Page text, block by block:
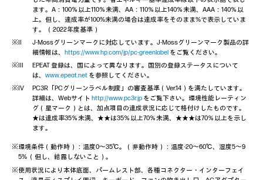
ます。A：100％以上110％未満、AA：110％以上140％未満、AAA：140％以
上。但し、達成率が100%未満の場合は達成率をそのまま%で表示していま
す。 （2022年度基準）
J-Mossグリーンマークに対応しています。J-Mossグリーンマーク製品の詳
細情報は、 https://www.hp.com/jp/pc-greenlabel をご覧ください。
EPEAT 登録は、国によって異なります。国別の登録ステータスについて
は、 www.epeat.net を参照してください。
PC3R「PCグリーンラベル制度」の審査基準（Ver.14）を満たしています。
詳細は、Webサイト http://www.pc3r.jp をご覧下さい。環境性能レーティン
グ（星マーク）とは、加点項目の達成状況に応じて格付けしたものです。
★は達成率35％未満、★★は35％以上70％未満、★★★は70％以上を示し
ます。
※環境条件（動作時）：温度0～35℃。（非動作時）：温度-20～60℃、湿度5～9
5% （但し、結露しないこと）。
※使用状況により本体底面、パームレスト部、各種コネクター・インターフェイ